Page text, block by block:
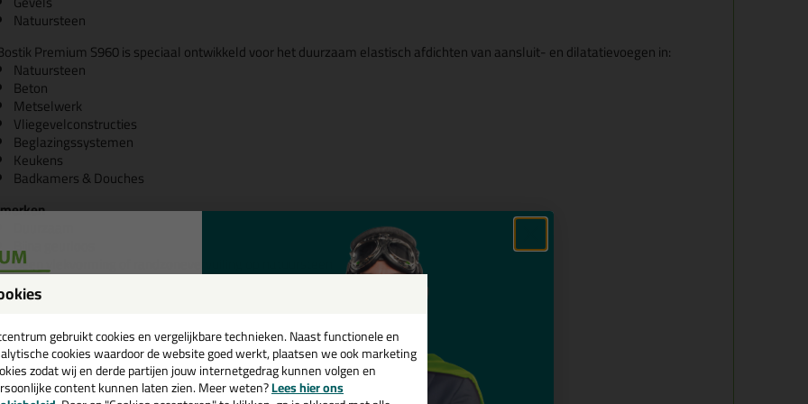
Natuursteen
Premium S960 is speciaal ontwikkeld voor het duurzaam elastisch afdichten van aansluit- en dilatatievoegen in:
Natuursteen
Beton
Metselwerk
Vliegevelconstructies
Beglazingssystemen
Keukens
Badkamers & Douches
Bijna geurloos
Geen vlekvorming of randzonevervuiling op natuursteen
Neutrale uitharding
Geschikt voor buiten
Perfecte hechting zonder primer op de meeste ondergronden
Premium Aware - Klaar voor de toekomst🍃
gebruikt cookies en vergelijkbare technieken. Naast functionele en
cookies waardoor de website goed werkt, plaatsen we ook marketing
zodat wij en derde partijen jouw internetgedrag kunnen volgen en
content kunnen laten zien. Meer weten?Lees hier ons
💚
en ontvang een